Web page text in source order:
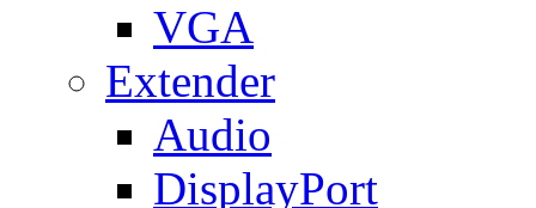
VGA
Extender
Audio
DisplayPort